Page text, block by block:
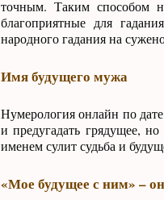
точным. Таким способом
благоприятные для
народного гадания на
Имя будущего мужа
Нумерология онлайн по
и предугадать грядущее,
именем сулит судьба и
«Мое будущее с ним» –